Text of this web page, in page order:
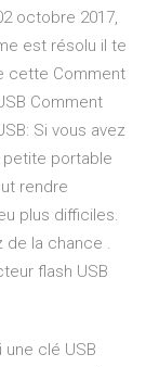
octobre 2017,
est résolu il te
cette Comment
Comment
Si vous avez
portable
rendre
plus difficiles.
de la chance .
flash USB
clé USB